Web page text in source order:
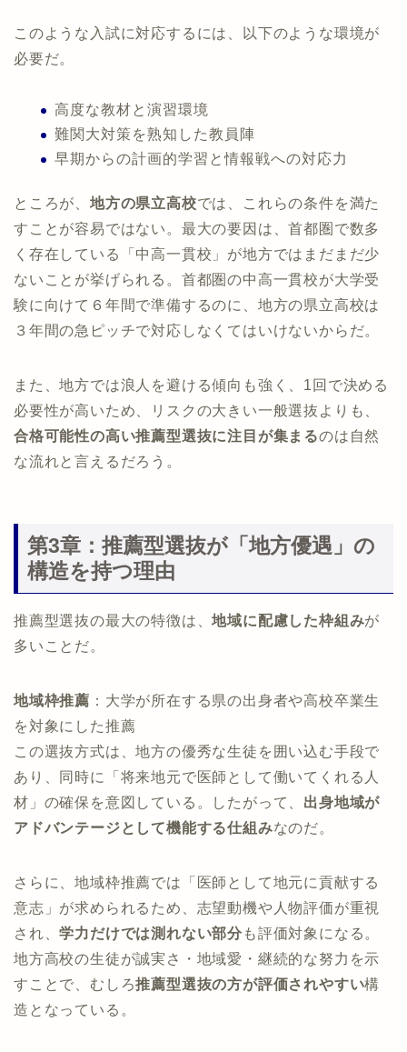
このような入試に対応するには、以下のような環境が
必要だ。
高度な教材と演習環境
難関大対策を熟知した教員陣
早期からの計画的学習と情報戦への対応力
ところが、 地方の県立高校では、これらの条件を満た
すことが容易ではない 。最大の要因は、首都圏で数多
く存在している「中高一貫校」が地方ではまだまだ少
ないことが挙げられる。首都圏の中高一貫校が大学受
験に向けて６年間で準備するのに、地方の県立高校は
３年間の急ピッチで対応しなくてはいけないからだ。
また、地方では浪人を避ける傾向も強く、1回で決める
必要性が高いため、リスクの大きい一般選抜よりも、
合格可能性の高い推薦型選抜に注目が集まるのは自然
な流れと言えるだろう。
第3章：推薦型選抜が「地方優遇」の
構造を持つ理由
推薦型選抜の最大の特徴は、地域に配慮した枠組みが
多いことだ。
地域枠推薦 ：大学が所在する県の出身者や高校卒業生
を対象にした推薦
この選抜方式は、地方の優秀な生徒を囲い込む手段で
あり、同時に「将来地元で医師として働いてくれる人
材」の確保を意図している。したがって、 出身地域が
アドバンテージとして機能する仕組みなのだ。
さらに、地域枠推薦では「医師として地元に貢献する
意志」が求められるため、志望動機や人物評価が重視
され、学力だけでは測れない部分 も評価対象になる。
地方高校の生徒が誠実さ・地域愛・継続的な努力を示
すことで、むしろ推薦型選抜の方が評価されやすい構
造となっている。